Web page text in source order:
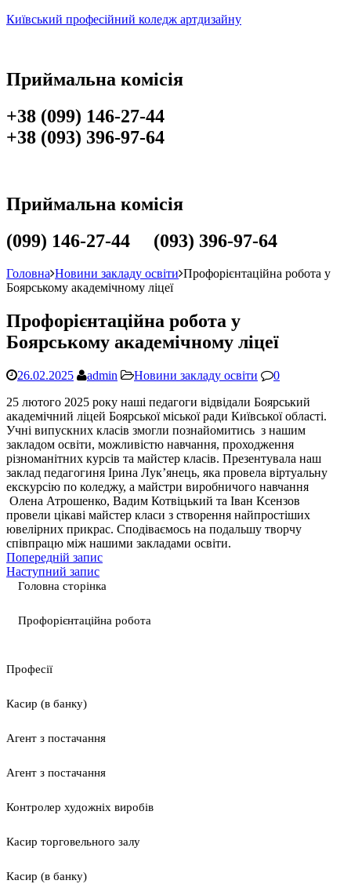
Київський професійний коледж артдизайну
Приймальна комісія
+38 (099) 146-27-44
+38 (093) 396-97-64
Приймальна комісія
(099) 146-27-44 (093) 396-97-64
Головна Новини закладу освіти Профорієнтаційна робота у
Боярському академічному ліцеї
Профорієнтаційна робота у
Боярському академічному ліцеї
26.02.2025 admin Новини закладу освіти
0
25 лютого 2025 року наші педагоги відвідали Боярський
академічний ліцей Боярської міської ради Київської області.
Учні випускних класів змогли познайомитись з нашим
закладом освіти, можливістю навчання, проходження
різноманітних курсів та майстер класів. Презентувала наш
заклад педагогиня Ірина Лук’янець, яка провела віртуальну
екскурсію по коледжу, а майстри виробничого навчання
Олена Атрошенко, Вадим Котвіцький та Іван Ксензов
провели цікаві майстер класи з створення найпростіших
ювелірних прикрас. Сподіваємось на подальшу творчу
співпрацю між нашими закладами освіти.
Попередній запис
Наступний запис
Головна сторінка
Профорієнтаційна робота
Професії
Касир (в банку)
Агент з постачання
Агент з постачання
Контролер художніх виробів
Касир торговельного залу
Касир (в банку)